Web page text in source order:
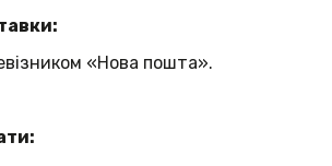
«Нова пошта».